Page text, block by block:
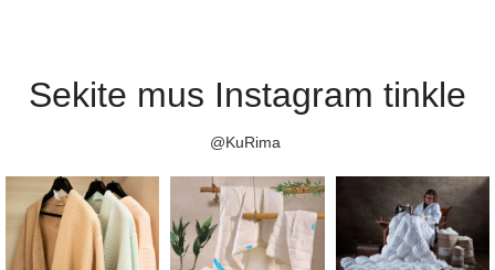
Sekite mus Instagram tinkle
@KuRima